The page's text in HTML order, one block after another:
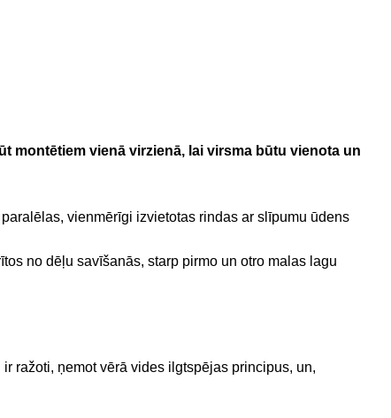
montētiem vienā virzienā, lai virsma būtu vienota un
vienmērīgi izvietotas rindas ar slīpumu ūdens
no dēļu savīšanās, starp pirmo un otro malas lagu
ražoti, ņemot vērā vides ilgtspējas principus, un,